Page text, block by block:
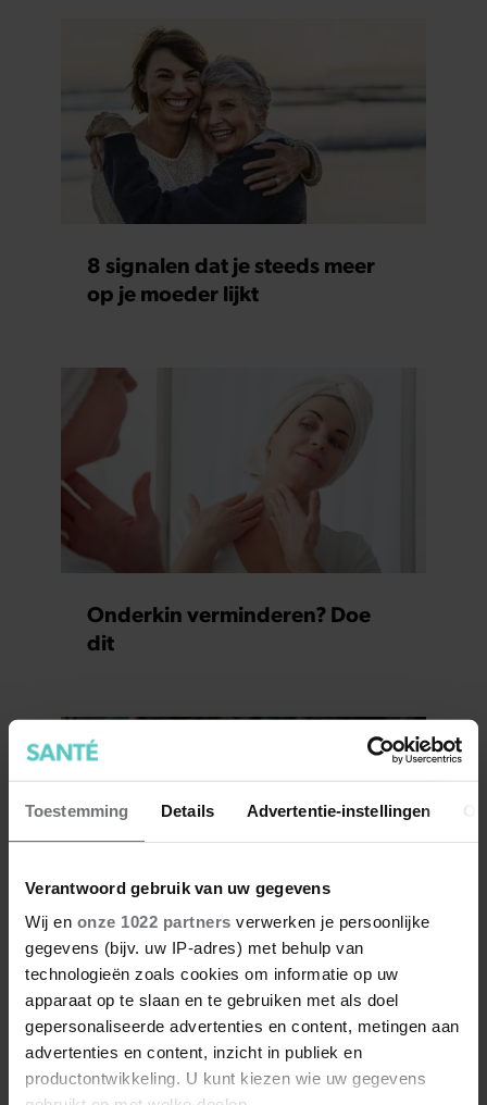
Toestemming Details Advertentie-instellingen
Verantwoord gebruik van uw gegevens
Wij en onze 1022 partners verwerken je persoonlijke
gegevens (bijv. uw IP-adres) met behulp van
technologieën zoals cookies om informatie op uw
apparaat op te slaan en te gebruiken met als doel
gepersonaliseerde advertenties en content, metingen aan
advertenties en content, inzicht in publiek en
productontwikkeling. U kunt kiezen wie uw gegevens
8 signalen dat je steeds meer
op je moeder lijkt
Onderkin verminderen? Doe
dit
Zo creëer je een
egelvriendelijke tuin in 5
eenvoudige stappen